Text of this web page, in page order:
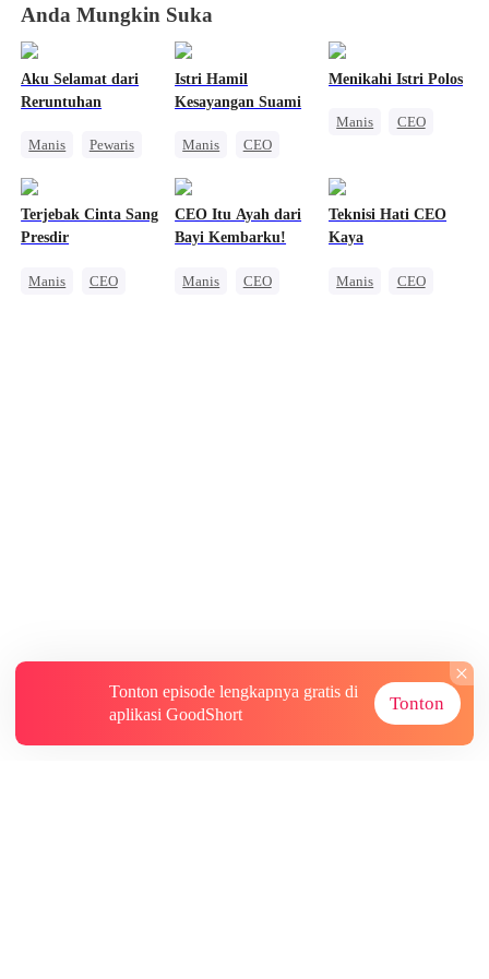
Anda Mungkin Suka
Aku Selamat dari
Reruntuhan
Manis
Pewaris
Istri Hamil
Kesayangan Suami
Manis
CEO
Menikahi Istri Polos
Manis
CEO
Amnesia
Terjebak Cinta Sang
Presdir
Manis
CEO
CEO Itu Ayah dari
Bayi Kembarku!
Manis
CEO
Teknisi Hati CEO
Kaya
Manis
CEO
Tonton episode lengkapnya gratis di
aplikasi GoodShort
Tonton